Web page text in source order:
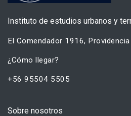
Instituto de estudios urbanos y
El Comendador 1916, Providencia
¿Cómo llegar?
+56 95504 5505
Sobre nosotros